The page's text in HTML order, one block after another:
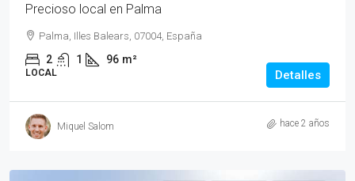
Precioso local en Palma
Palma, Illes Balears, 07004, España
2 1 96 m²
LOCAL Detalles
Miquel Salom hace 2 años